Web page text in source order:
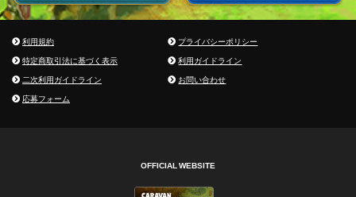
利用規約
プライバシーポリシー
特定商取引法に基づく表示
利用ガイドライン
二次利用ガイドライン
お問い合わせ
応募フォーム
OFFICIAL WEBSITE